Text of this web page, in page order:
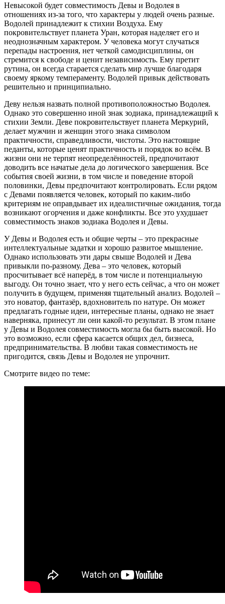
Невысокой будет совместимость Девы и Водолея в
отношениях из-за того, что характеры у людей очень разные.
Водолей принадлежит к стихии Воздуха. Ему
покровительствует планета Уран, которая наделяет его и
неоднозначным характером. У человека могут случаться
перепады настроения, нет четкой самодисциплины, он
стремится к свободе и ценит независимость. Ему претит
рутина, он всегда старается сделать мир лучше благодаря
своему яркому темпераменту. Водолей привык действовать
решительно и принципиально.
Деву нельзя назвать полной противоположностью Водолея.
Однако это совершенно иной знак зодиака, принадлежащий к
стихии Земли. Деве покровительствует планета Меркурий,
делает мужчин и женщин этого знака символом
практичности, справедливости, чистоты. Это настоящие
педанты, которые ценят практичность и порядок во всём. В
жизни они не терпят неопределённостей, предпочитают
доводить все начатые дела до логического завершения. Все
события своей жизни, в том числе и поведение второй
половинки, Девы предпочитают контролировать. Если рядом
с Девами появляется человек, который по каким-либо
критериям не оправдывает их идеалистичные ожидания, тогда
возникают огорчения и даже конфликты. Все это ухудшает
совместимость знаков зодиака Водолея и Девы.
У Девы и Водолея есть и общие черты – это прекрасные
интеллектуальные задатки и хорошо развитое мышление.
Однако использовать эти дары свыше Водолей и Дева
привыкли по-разному. Дева – это человек, который
просчитывает всё наперёд, в том числе и потенциальную
выгоду. Он точно знает, что у него есть сейчас, а что он может
получить в будущем, применяя тщательный анализ. Водолей –
это новатор, фантазёр, вдохновитель по натуре. Он может
предлагать годные идеи, интересные планы, однако не знает
наверняка, принесут ли они какой-то результат. В этом плане
у Девы и Водолея совместимость могла бы быть высокой. Но
это возможно, если сфера касается общих дел, бизнеса,
предпринимательства. В любви такая совместимость не
пригодится, связь Девы и Водолея не упрочнит.
Смотрите видео по теме: